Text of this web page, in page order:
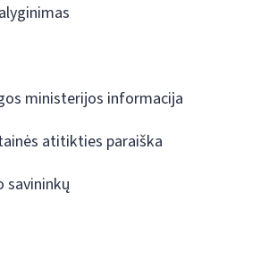
ministerijos informacija
atitikties paraiška
savininkų